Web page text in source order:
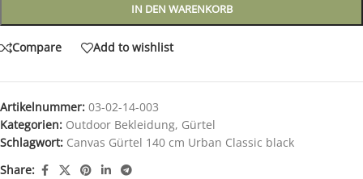
IN DEN WARENKORB
Compare Add to wishlist
Artikelnummer: 03-02-14-003
Kategorien: Outdoor Bekleidung, Gürtel
Schlagwort: Canvas Gürtel 140 cm Urban Classic black
Share: